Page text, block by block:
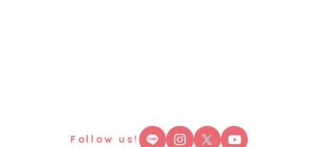
Follow us!